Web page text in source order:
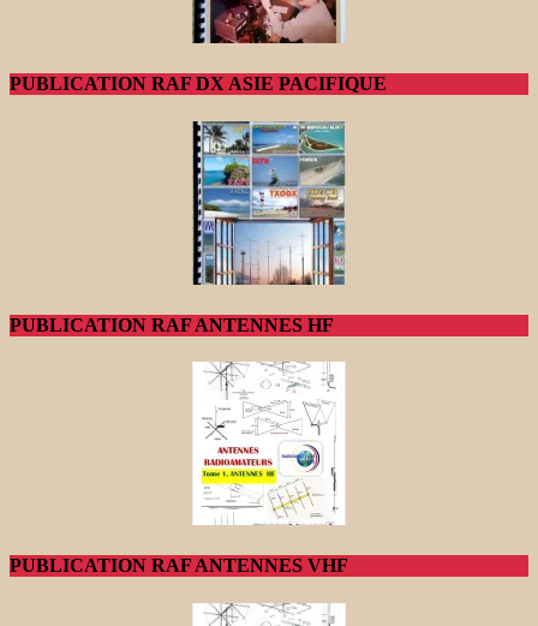
PUBLICATION RAF DX ASIE PACIFIQUE
PUBLICATION RAF ANTENNES HF
PUBLICATION RAF ANTENNES VHF